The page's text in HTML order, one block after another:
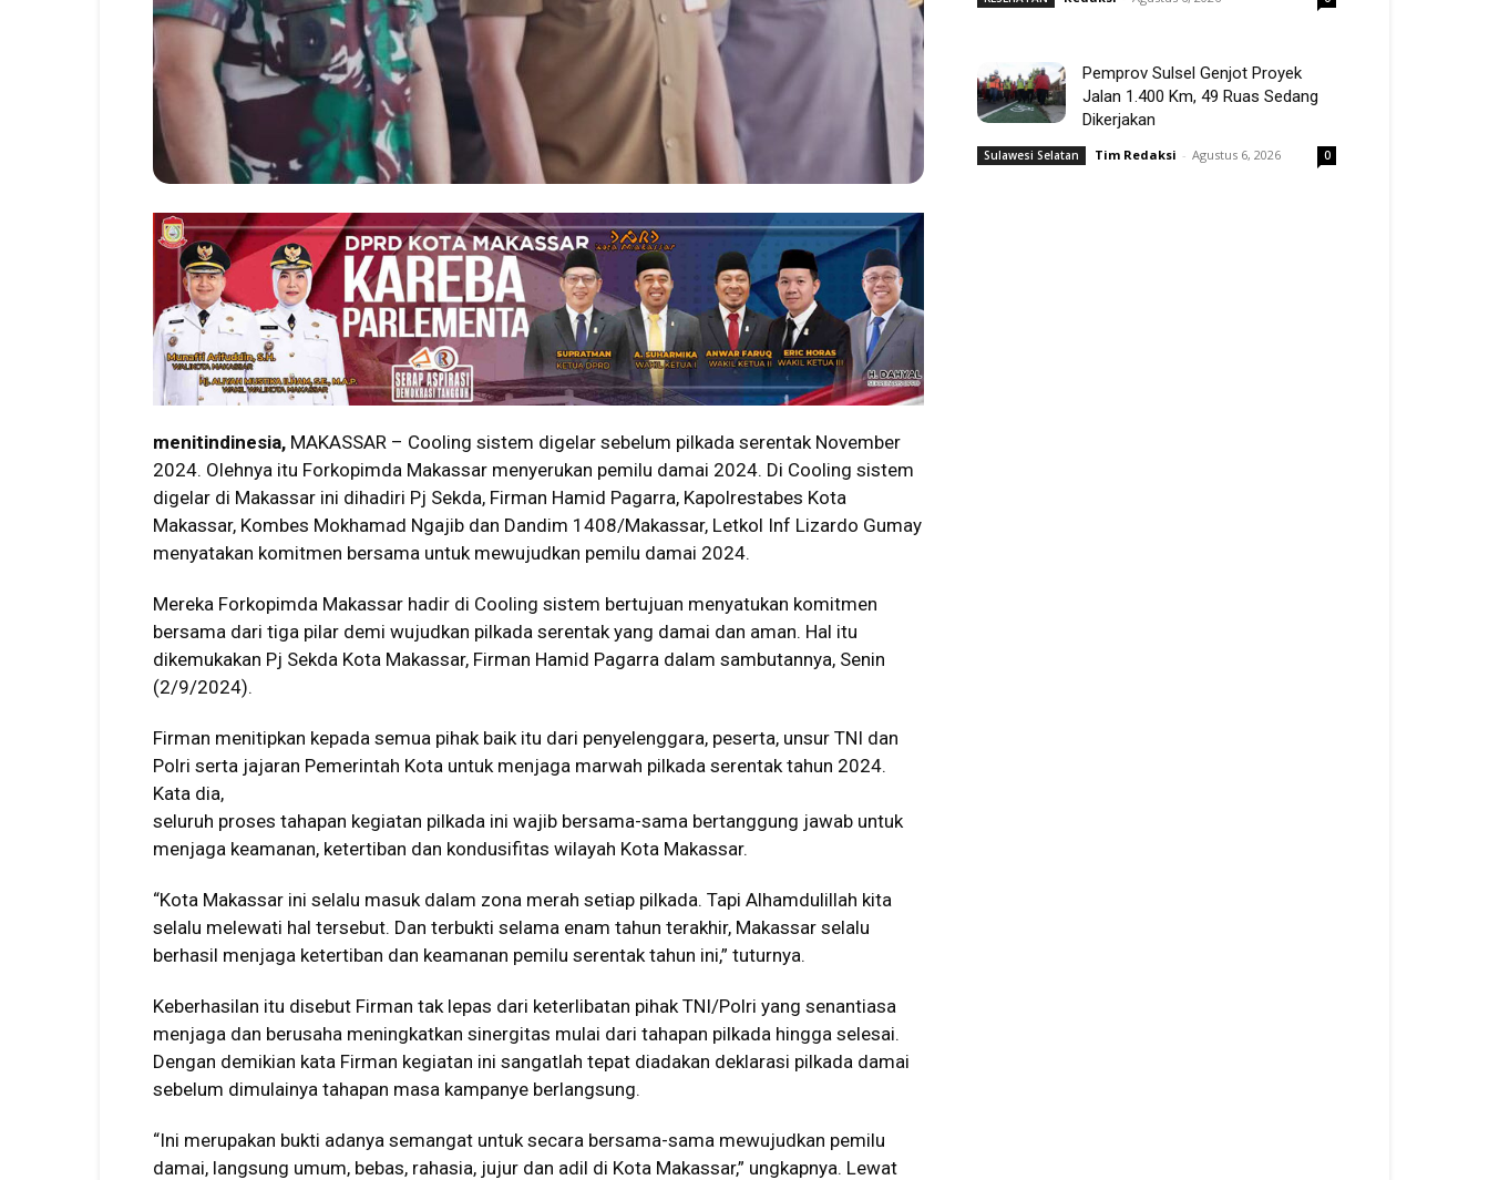
menitindinesia, MAKASSAR – Cooling sistem digelar sebelum pilkada serentak November
2024. Olehnya itu Forkopimda Makassar menyerukan pemilu damai 2024. Di Cooling sistem
digelar di Makassar ini dihadiri Pj Sekda, Firman Hamid Pagarra, Kapolrestabes Kota
Makassar, Kombes Mokhamad Ngajib dan Dandim 1408/Makassar, Letkol Inf Lizardo Gumay
menyatakan komitmen bersama untuk mewujudkan pemilu damai 2024.
Mereka Forkopimda Makassar hadir di Cooling sistem bertujuan menyatukan komitmen
bersama dari tiga pilar demi wujudkan pilkada serentak yang damai dan aman. Hal itu
dikemukakan Pj Sekda Kota Makassar, Firman Hamid Pagarra dalam sambutannya, Senin
(2/9/2024).
Firman menitipkan kepada semua pihak baik itu dari penyelenggara, peserta, unsur TNI dan
Polri serta jajaran Pemerintah Kota untuk menjaga marwah pilkada serentak tahun 2024.
Kata dia,
seluruh proses tahapan kegiatan pilkada ini wajib bersama-sama bertanggung jawab untuk
menjaga keamanan, ketertiban dan kondusifitas wilayah Kota Makassar.
“Kota Makassar ini selalu masuk dalam zona merah setiap pilkada. Tapi Alhamdulillah kita
selalu melewati hal tersebut. Dan terbukti selama enam tahun terakhir, Makassar selalu
berhasil menjaga ketertiban dan keamanan pemilu serentak tahun ini,” tuturnya.
Keberhasilan itu disebut Firman tak lepas dari keterlibatan pihak TNI/Polri yang senantiasa
menjaga dan berusaha meningkatkan sinergitas mulai dari tahapan pilkada hingga selesai.
Dengan demikian kata Firman kegiatan ini sangatlah tepat diadakan deklarasi pilkada damai
sebelum dimulainya tahapan masa kampanye berlangsung.
“Ini merupakan bukti adanya semangat untuk secara bersama-sama mewujudkan pemilu
damai, langsung umum, bebas, rahasia, jujur dan adil di Kota Makassar,” ungkapnya. Lewat
Pemprov Sulsel Genjot Proyek
Jalan 1.400 Km, 49 Ruas Sedang
Dikerjakan
Sulawesi Selatan Tim Redaksi - Agustus 6, 2026 0